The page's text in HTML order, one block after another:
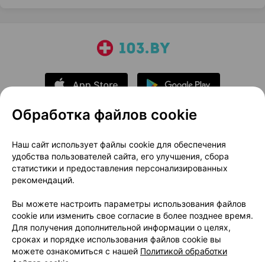
О проекте
Новости проекта
Размещение рекламы
Медицинский маркетинг
Публичный договор
Доставка
Способы оплаты
Вакансии
Партнеры
Написать руководителю 103.by
Написать в поддержку
Персональные настройки Cookie
Обработка файлов cookie
Наш сайт использует файлы cookie для обеспечения
удобства пользователей сайта, его улучшения, сбора
статистики и предоставления персонализированных
рекомендаций.
Вы можете настроить параметры использования файлов
cookie или изменить свое согласие в более позднее время.
Для получения дополнительной информации о целях,
сроках и порядке использования файлов cookie вы
можете ознакомиться с нашей Политикой обработки